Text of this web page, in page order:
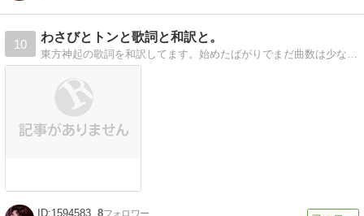
10
わさびとトンと歌詞と和訳と。
1594583 8